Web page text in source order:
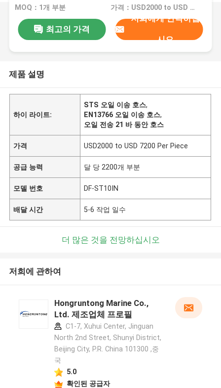
MOQ：1개 부분 가격：USD2000 to USD 7200 Per Piece
최고의 가격
저희에게 연락하십
시오
제품 설명
하이 라이트:
STS 오일 이송 호스,
EN13766 오일 이송 호스,
오일 전송 21 바 동안 호스
가격 USD2000 to USD 7200 Per Piece
공급 능력 달 당 2200개 부분
모델 번호 DF-ST10IN
배달 시간 5-6 작업 일수
더 많은 것을 전망하십시오
저희에 관하여
Hongruntong Marine Co.,
Ltd. 제조업체 프로필
C1-7, Xuhui Center, Jinguan
North 2nd Street, Shunyi District,
Beijing City, P.R. China 101300 ,중
국
5.0
확인된 공급자